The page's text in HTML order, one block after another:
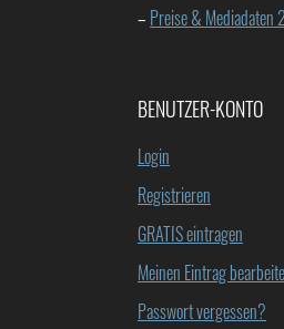
– Preise & Mediadaten
BENUTZER-KONTO
Login
Registrieren
GRATIS eintragen
Meinen Eintrag
Passwort vergessen?